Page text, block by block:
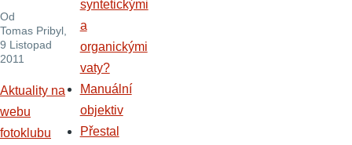
Od
Tomas Pribyl
9 Listopad
2011
Aktuality na
webu
fotoklubu
syntetickými
a
organickými
vaty?
Manuální
objektiv
Přestal